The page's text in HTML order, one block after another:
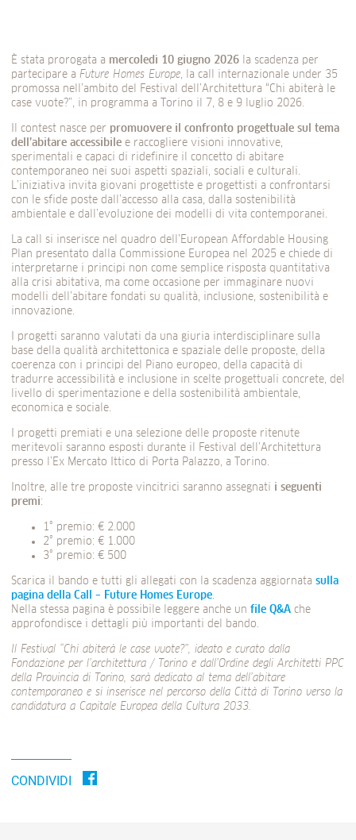
È stata prorogata a mercoledì 10 giugno 2026 la scadenza per
partecipare a Future Homes Europe, la call internazionale under 35
promossa nell’ambito del Festival dell’Architettura “Chi abiterà le
case vuote?”, in programma a Torino il 7, 8 e 9 luglio 2026.
Il contest nasce per promuovere il confronto progettuale sul tema
dell’abitare accessibile e raccogliere visioni innovative,
sperimentali e capaci di ridefinire il concetto di abitare
contemporaneo nei suoi aspetti spaziali, sociali e culturali.
L’iniziativa invita giovani progettiste e progettisti a confrontarsi
con le sfide poste dall’accesso alla casa, dalla sostenibilità
ambientale e dall’evoluzione dei modelli di vita contemporanei.
La call si inserisce nel quadro dell’European Affordable Housing
Plan presentato dalla Commissione Europea nel 2025 e chiede di
interpretarne i principi non come semplice risposta quantitativa
alla crisi abitativa, ma come occasione per immaginare nuovi
modelli dell’abitare fondati su qualità, inclusione, sostenibilità e
innovazione.
I progetti saranno valutati da una giuria interdisciplinare sulla
base della qualità architettonica e spaziale delle proposte, della
coerenza con i principi del Piano europeo, della capacità di
tradurre accessibilità e inclusione in scelte progettuali concrete, del
livello di sperimentazione e della sostenibilità ambientale,
economica e sociale.
I progetti premiati e una selezione delle proposte ritenute
meritevoli saranno esposti durante il Festival dell’Architettura
presso l’Ex Mercato Ittico di Porta Palazzo, a Torino.
Inoltre, alle tre proposte vincitrici saranno assegnati i seguenti
premi:
1° premio: € 2.000
2° premio: € 1.000
3° premio: € 500
Scarica il bando e tutti gli allegati con la scadenza aggiornata sulla
pagina della Call – Future Homes Europe.
Nella stessa pagina è possibile leggere anche un file Q&A che
approfondisce i dettagli più importanti del bando.
Il Festival “Chi abiterà le case vuote?”, ideato e curato dalla
Fondazione per l’architettura / Torino e dall’Ordine degli Architetti PPC
della Provincia di Torino, sarà dedicato al tema dell’abitare
contemporaneo e si inserisce nel percorso della Città di Torino verso la
candidatura a Capitale Europea della Cultura 2033.
CONDIVIDI